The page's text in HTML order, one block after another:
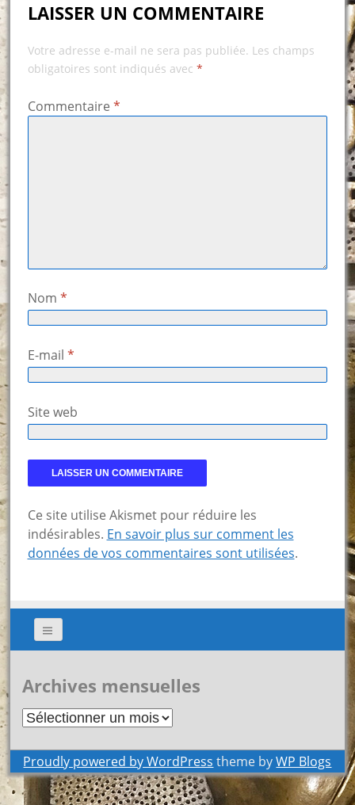
LAISSER UN COMMENTAIRE
Votre adresse e-mail ne sera pas publiée. Les champs
obligatoires sont indiqués avec *
Commentaire *
Nom *
E-mail *
Site web
Ce site utilise Akismet pour réduire les
indésirables. En savoir plus sur comment les
données de vos commentaires sont utilisées.
Archives mensuelles
Archives
Proudly powered by WordPress theme byWP Blogs